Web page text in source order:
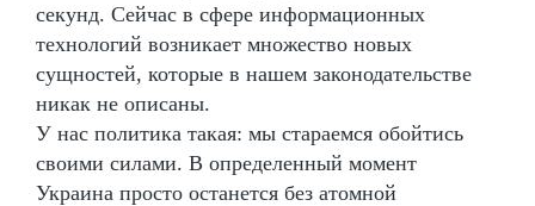
секунд. Сейчас в сфере информационных
технологий возникает множество новых
сущностей, которые в нашем законодательстве
никак не описаны.
У нас политика такая: мы стараемся обойтись
своими силами. В определенный момент
Украина просто останется без атомной